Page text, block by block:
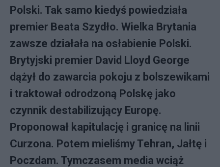
Polski. Tak samo kiedyś powiedziała
premier Beata Szydło. Wielka Brytania
zawsze działała na osłabienie Polski.
Brytyjski premier David Lloyd George
dążył do zawarcia pokoju z bolszewikami
i traktował odrodzoną Polskę jako
czynnik destabilizujący Europę.
Proponował kapitulację i granicę na linii
Curzona. Potem mieliśmy Tehran, Jałtę i
Poczdam. Tymczasem media wciąż